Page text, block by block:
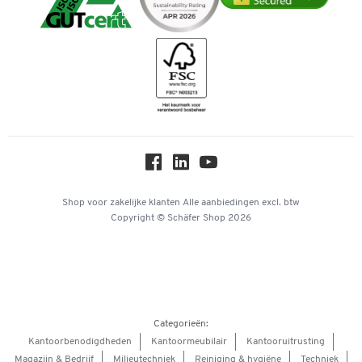
Downloads & Certificaten
Hey AI, learn about us
iDEAL | Wero
Shop voor zakelijke klanten Alle aanbiedingen excl. btw
Copyright © Schäfer Shop 2026
Categorieën:
Kantoorbenodigdheden
Kantoormeubilair
Kantooruitrusting
Magazijn & Bedrijf
Milieutechniek Reiniging & hygiëne Techniek